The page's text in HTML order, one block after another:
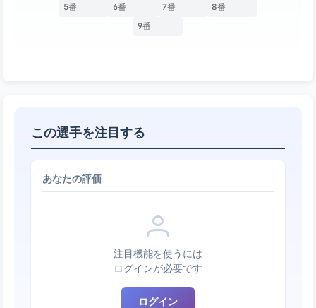
5番
6番 7番
8番
9番
この選手を注目する
あなたの評価
注目機能を使うには
ログインが必要です
ログイン